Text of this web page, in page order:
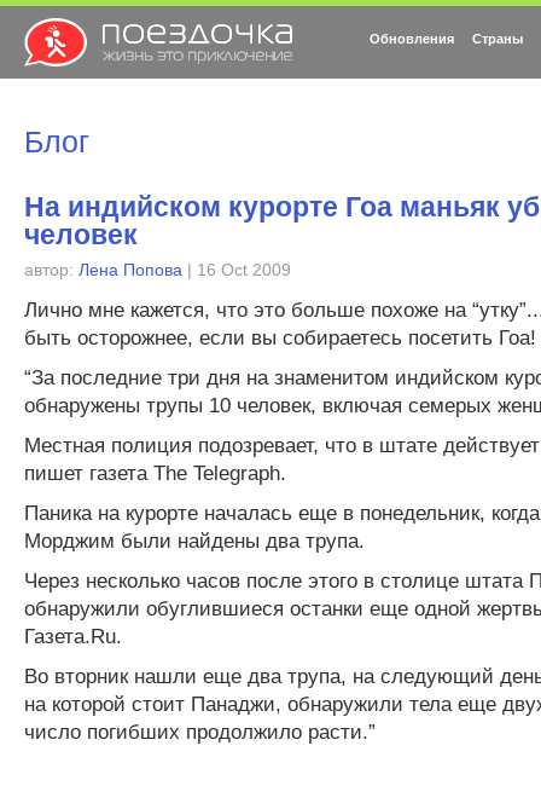
Обновления Страны
Блог
На индийском курорте Гоа маньяк
человек
автор: Лена Попова | 16 Oct 2009
Лично мне кажется, что это больше похоже на
быть осторожнее, если вы собираетесь посетить Гоа!
“За последние три дня на знаменитом индийском
обнаружены трупы 10 человек, включая семерых
Местная полиция подозревает, что в штате
пишет газета The Telegraph.
Паника на курорте началась еще в понедельник,
Морджим были найдены два трупа.
Через несколько часов после этого в столице штата
обнаружили обуглившиеся останки еще одной
Газета.Ru.
Во вторник нашли еще два трупа, на следующий
на которой стоит Панаджи, обнаружили тела еще
число погибших продолжило расти.”